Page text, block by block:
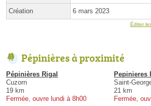
Création 6 mars 2023
Éditer
Pépinières à proximité
Pépinières Rigal
Cuzorn
19 km
Fermée, ouvre lundi à 8h00
Pepinieres
Saint-
21 km
Fermée,